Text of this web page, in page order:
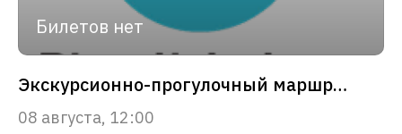
Билетов нет
Экскурсионно-прогулочный маршрут "Северная Венеция"
08 августа, 12:00